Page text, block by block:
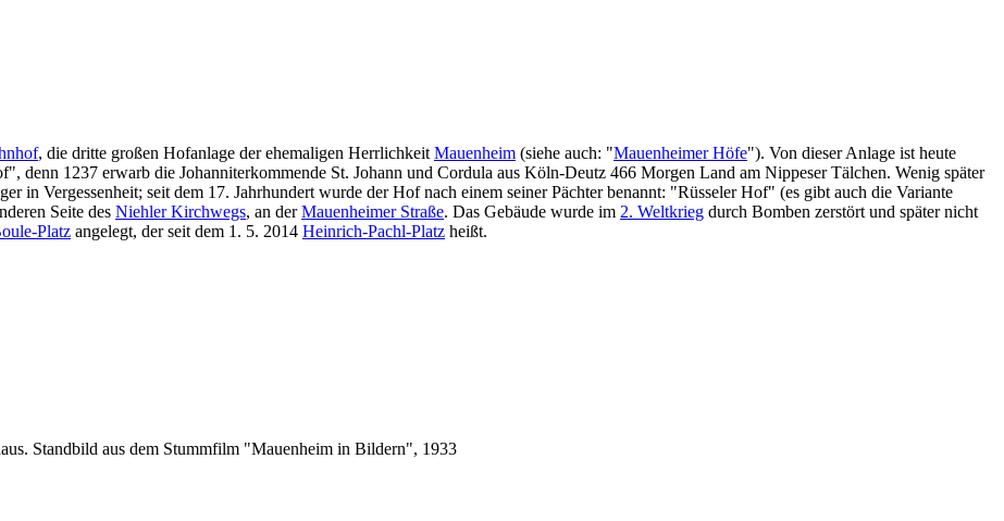
, die dritte großen Hofanlage der ehemaligen Herrlichkeit Mauenheim (siehe auch: "Mauenheimer Höfe"). Von dieser Anlage ist heute
denn 1237 erwarb die Johanniterkommende St. Johann und Cordula aus Köln-Deutz 466 Morgen Land am Nippeser Tälchen. Wenig später
in Vergessenheit; seit dem 17. Jahrhundert wurde der Hof nach einem seiner Pächter benannt: "Rüsseler Hof" (es gibt auch die Variante
Seite des Niehler Kirchwegs, an derMauenheimer Straße. Das Gebäude wurde im 2. Weltkrieg durch Bomben zerstört und später nicht
Platz angelegt, der seit dem 1. 5. 2014 Heinrich-Pachl-Platz heißt.
Standbild aus dem Stummfilm "Mauenheim in Bildern", 1933